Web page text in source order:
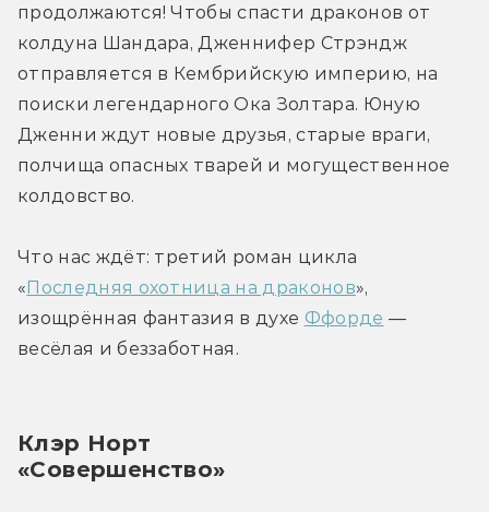
продолжаются! Чтобы спасти драконов от
колдуна Шандара, Дженнифер Стрэндж
отправляется в Кембрийскую империю, на
поиски легендарного Ока Золтара. Юную
Дженни ждут новые друзья, старые враги,
полчища опасных тварей и могущественное
колдовство.
Что нас ждёт: третий роман цикла
«Последняя охотница на драконов»,
изощрённая фантазия в духе Ффорде —
весёлая и беззаботная.
Клэр Норт
«Совершенство»